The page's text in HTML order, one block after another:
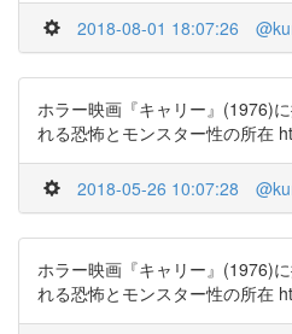
2018-08-01 18:07:26
ホラー映画『キャリー』(1976)
れる恐怖とモンスター性の所在
2018-05-26 10:07:28
ホラー映画『キャリー』(1976)
れる恐怖とモンスター性の所在